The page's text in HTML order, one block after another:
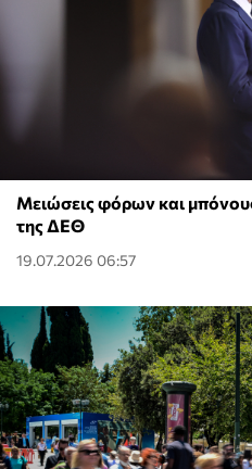
Μειώσεις φόρων και
της ΔΕΘ
19.07.2026 06:57